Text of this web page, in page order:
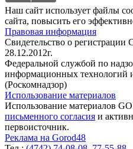
Наш сайт использует файлы
сайта, повысить его
Правовая информация
Свидетельство о
28.12.2012г.
Федеральной службой по
информационных технологий
(Роскомнадзор)
Использование материалов
Использование материалов
письменного согласия и
первоисточник.
Реклама на Gorod48